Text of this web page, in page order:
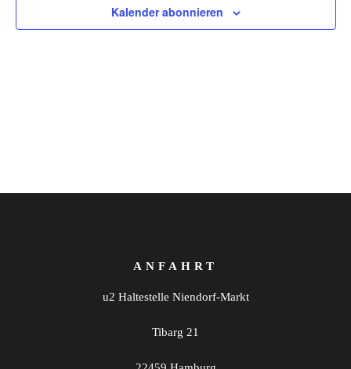
Kalender abonnieren
ANFAHRT
u2 Haltestelle Niendorf-Markt
Tibarg 21